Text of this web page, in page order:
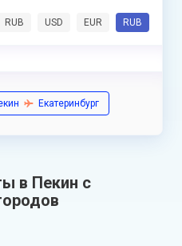
RUB USD EUR RUB
Екатеринбург
в Пекин с